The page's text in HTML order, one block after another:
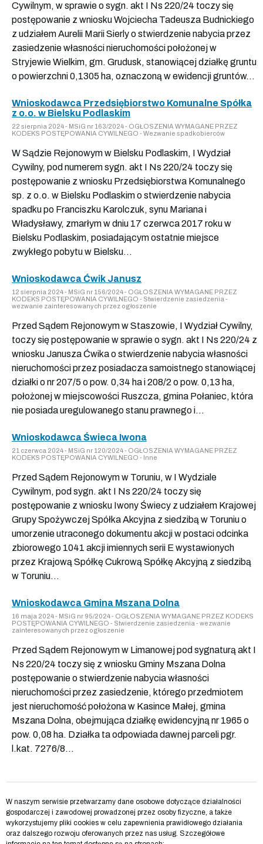
Cywilnym, w sprawie o sygn. akt I Ns 220/24 toczy się
postępowanie z wniosku Wojciecha Tadeusza Budnickiego
z udziałem Aurelii Marii Sierly o stwierdzenie nabycia przez
zasiedzenie własności nieruchomości położonej w
Stryjewie Wielkim, gm. Grudusk, stanowiącej działkę gruntu
o powierzchni 0,1305 ha, oznaczoną w ewidencji gruntów...
Wnioskodawca Przedsiębiorstwo Komunalne Spółka
z o.o. w Bielsku Podlaskim
22 sierpnia 2024 - MSiG nr 163/2024 - OGŁOSZENIA WYMAGANE PRZEZ
KODEKS POSTĘPOWANIA CYWILNEGO - Wezwanie spadkobierców
W Sądzie Rejonowym w Bielsku Podlaskim, I Wydział
Cywilny, pod numerem sygn. akt I Ns 220/24 toczy się
postępowanie z wniosku Przedsiębiorstwa Komunalnego
sp. z o.o. w Bielsku Podlaskim o stwierdzenie nabycia
spadku po Franciszku Karolczuk, synu Mariana i
Władysławy, zmarłym w dniu 17 czerwca 2017 roku w
Bielsku Podlaskim, posiadającym ostatnie miejsce
zwykłego pobytu w Bielsku...
Wnioskodawca Ćwik Janusz
12 sierpnia 2024 - MSiG nr 156/2024 - OGŁOSZENIA WYMAGANE PRZEZ
KODEKS POSTĘPOWANIA CYWILNEGO - Stwierdzenie zasiedzenia -
wezwanie zainteresowanych przez ogłoszenie
Przed Sądem Rejonowym w Staszowie, I Wydział Cywilny,
toczy się postępowanie w sprawie o sygn. akt I Ns 220/24 z
wniosku Janusza Ćwika o stwierdzenie nabycia własności
nieruchomości przez posiadacza samoistnego stanowiącej
działki o nr 207/5 o pow. 0,34 ha i 208/2 o pow. 0,13 ha,
położonej w miejscowości Ruszcza, gmina Połaniec, która
nie posiada uregulowanego stanu prawnego i...
Wnioskodawca Świeca Iwona
21 czerwca 2024 - MSiG nr 120/2024 - OGŁOSZENIA WYMAGANE PRZEZ
KODEKS POSTĘPOWANIA CYWILNEGO - Inne
Przed Sądem Rejonowym w Toruniu, w I Wydziale
Cywilnym, pod sygn. akt I Ns 220/24 toczy się
postępowanie z wniosku Iwony Świecy z udziałem Krajowej
Grupy Spożywczej Spółka Akcyjna z siedzibą w Toruniu o
umorzenie utraconego dokumentu akcji w postaci odcinka
zbiorowego 1041 akcji imiennych serii E wystawionych
przez Krajową Spółkę Cukrową Spółkę Akcyjną z siedzibą
w Toruniu...
Wnioskodawca Gmina Mszana Dolna
16 maja 2024 - MSiG nr 95/2024 - OGŁOSZENIA WYMAGANE PRZEZ KODEKS
POSTĘPOWANIA CYWILNEGO - Stwierdzenie zasiedzenia - wezwanie
zainteresowanych przez ogłoszenie
Przed Sądem Rejonowym w Limanowej pod sygnaturą akt I
Ns 220/24 toczy się z wniosku Gminy Mszana Dolna
postępowanie o stwierdzenie nabycia własności
nieruchomości przez zasiedzenie, którego przedmiotem
jest nieruchomość położona w Kasince Małej, gmina
Mszana Dolna, obejmująca działkę ewidencyjną nr 1965 o
pow. 0,08 ha. Działka ta odpowiada dawnej parceli pgr.
l.kat. 7276/8...
W naszym serwisie przetwarzamy dane osobowe dotyczące działalności
gospodarczej i zawodowej prowadzonej przez osoby fizyczne, a także
wykorzystujemy pliki cookies w celu zapewnienia prawidłowego działania
oraz dalszego rozwoju oferowanych przez nas usług. Szczegółowe